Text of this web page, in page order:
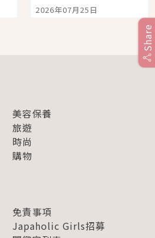
景觀飯店6選，讓你不用
人擠人悠閒欣賞
2026年07月25日
Share
美容保養
旅遊
時尚
購物
免責事項
Japaholic Girls招募